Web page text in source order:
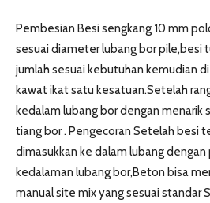
Pembesian Besi sengkang 10 mm
sesuai diameter lubang bor pile,besi
jumlah sesuai kebutuhan kemudian
kawat ikat satu kesatuan.Setelah
kedalam lubang bor dengan menarik
tiang bor . Pengecoran Setelah besi
dimasukkan ke dalam lubang dengan
kedalaman lubang bor,Beton bisa
manual site mix yang sesuai standar